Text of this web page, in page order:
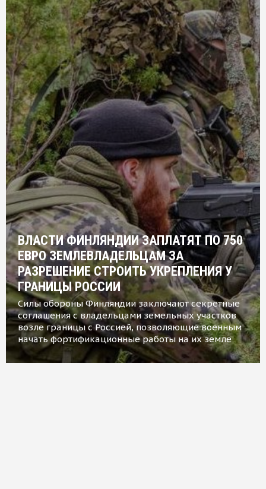
ВЛАСТИ ФИНЛЯНДИИ ЗАПЛАТЯТ ПО 750
ЕВРО ЗЕМЛЕВЛАДЕЛЬЦАМ ЗА
РАЗРЕШЕНИЕ СТРОИТЬ УКРЕПЛЕНИЯ У
ГРАНИЦЫ РОССИИ
Силы обороны Финляндии заключают секретные
соглашения с владельцами земельных участков
возле границы с Россией, позволяющие военным
начать фортификационные работы на их земле